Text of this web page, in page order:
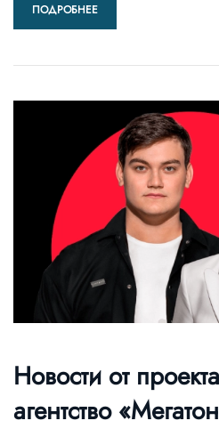
ПОДРОБНЕЕ
Новости от
агентство